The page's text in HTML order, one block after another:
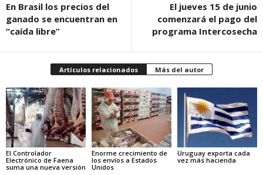
En Brasil los precios del
ganado se encuentran en
“caída libre”
El jueves 15 de junio
comenzará el pago del
programa Intercosecha
Artículos relacionados Más del autor
El Controlador
Electrónico de Faena
suma una nueva versión
Enorme crecimiento de
los envíos a Estados
Unidos
Uruguay exporta cada
vez más hacienda